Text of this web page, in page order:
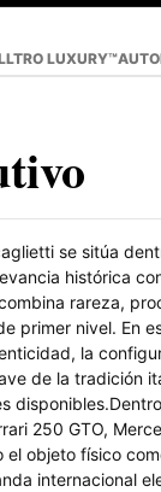
LUXURY™
se sitúa
histórica
rareza,
primer nivel. En
la
de la tradición
250 GTO,
objeto físico
internacional